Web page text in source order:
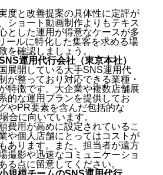
度と改善提案の具体性に定評が
ショート動画制作よりもテキス
とした運用が得意なケースが多
ールに特化した集客を求める場
を確認しましょう。
運用代行会社（東京本社）
展開している大手SNS運用代
が整っており対応できる業種・
特徴です。大企業や複数店舗展
的な運用プランを提供してお
やPR要素を含んだ包括的な
合に向いています。
費用が高めに設定されているこ
や個人店舗にとってはコストが
あります。また、担当者が遠方
撮影や迅速なコミュニケーショ
る点に留意してください。
の契約期間はどのくらいが一般的
はどちらを優先すべきです
を依頼すると費用はどのくらいか
用代行を依頼する際に準備してお
か？
運用代行会社おすすめ5選【2025